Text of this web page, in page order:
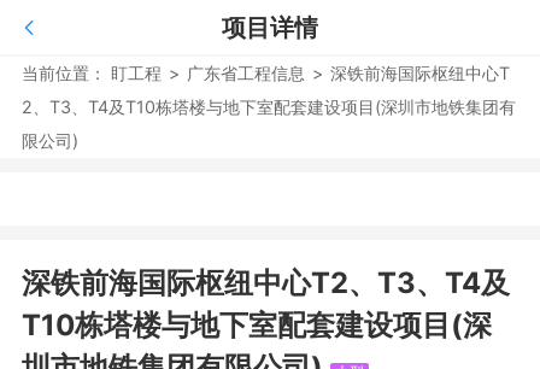
项目详情
当前位置： 盯工程 > 广东省工程信息 > 深铁前海国际枢纽中心T
2、T3、T4及T10栋塔楼与地下室配套建设项目(深圳市地铁集团有
限公司)
深铁前海国际枢纽中心T2、T3、T4及
T10栋塔楼与地下室配套建设项目(深